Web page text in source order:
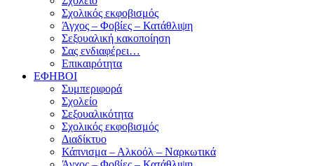
Σχολικός εκφοβισμός
Άγχος – Φοβίες – Κατάθλιψη
Σεξουαλική κακοποίηση
Σας ενδιαφέρει…
Επικαιρότητα
ΕΦΗΒΟΙ
Συμπεριφορά
Σχολείο
Σεξουαλικότητα
Σχολικός εκφοβισμός
Διαδίκτυο
Κάπνισμα – Αλκοόλ – Ναρκωτικά